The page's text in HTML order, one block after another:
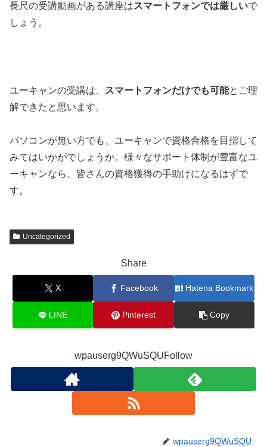
長尺の受講動画がある講座はスマートフォンでは厳しいで
しょう。
ユーキャンの受講は、 スマートフォンだけでも可能とご理
解できたと思います。
パソコンが無い方でも、ユーキャンで資格合格を目指して
みてはいかがでしょうか。様々なサポート体制が豊富なユ
ーキャンなら、皆さんの資格獲得の手助けになるはずで
す。
Uncategorized
Share
X Facebook Hatena Bookmark
LINE Pinterest Copy
wpauserg9QWuSQUFollow
wpauserg9QWuSQU